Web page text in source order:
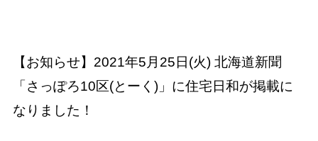
【お知らせ】2021年5月25日(火) 北海道新聞
「さっぽろ10区(とーく)」に住宅日和が掲載に
なりました！